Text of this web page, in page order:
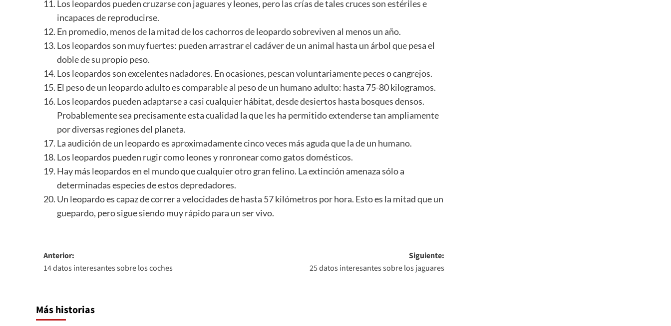
Los leopardos pueden cruzarse con jaguares y leones, pero las crías de tales cruces son estériles e
incapaces de reproducirse.
En promedio, menos de la mitad de los cachorros de leopardo sobreviven al menos un año.
Los leopardos son muy fuertes: pueden arrastrar el cadáver de un animal hasta un árbol que pesa el
doble de su propio peso.
Los leopardos son excelentes nadadores. En ocasiones, pescan voluntariamente peces o cangrejos.
El peso de un leopardo adulto es comparable al peso de un humano adulto: hasta 75-80 kilogramos.
Los leopardos pueden adaptarse a casi cualquier hábitat, desde desiertos hasta bosques densos.
Probablemente sea precisamente esta cualidad la que les ha permitido extenderse tan ampliamente
por diversas regiones del planeta.
La audición de un leopardo es aproximadamente cinco veces más aguda que la de un humano.
Los leopardos pueden rugir como leones y ronronear como gatos domésticos.
Hay más leopardos en el mundo que cualquier otro gran felino. La extinción amenaza sólo a
determinadas especies de estos depredadores.
Un leopardo es capaz de correr a velocidades de hasta 57 kilómetros por hora. Esto es la mitad que un
guepardo, pero sigue siendo muy rápido para un ser vivo.
Navegación
de
Anterior:
14 datos interesantes sobre los coches
Siguiente:
25 datos interesantes sobre los jaguares
Más historias